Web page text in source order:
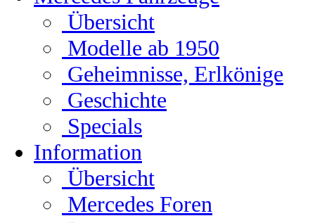
Übersicht
Modelle ab 1950
Geheimnisse, Erlkönige
Geschichte
Specials
Information
Übersicht
Mercedes Foren